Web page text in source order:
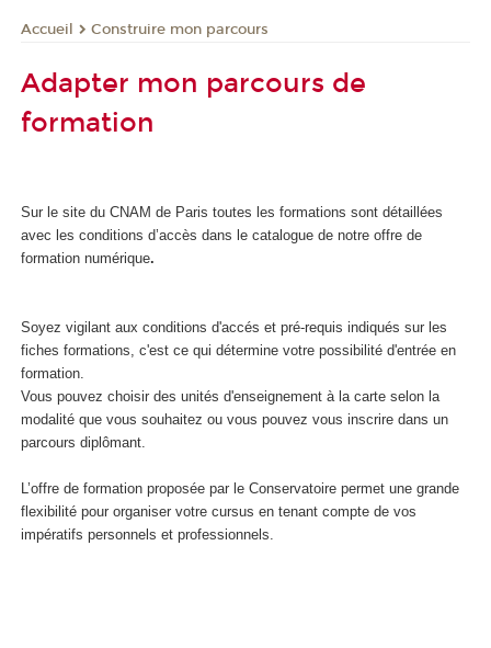
Accueil Construire mon parcours
Adapter mon parcours de
formation
Sur le site du CNAM de Paris toutes les formations sont détaillées
avec les conditions d’accès dans le catalogue de notre offre de
formation numérique.
Soyez vigilant aux conditions d'accés et pré-requis indiqués sur les
fiches formations, c'est ce qui détermine votre possibilité d'entrée en
formation.
Vous pouvez choisir des unités d'enseignement à la carte selon la
modalité que vous souhaitez ou vous pouvez vous inscrire dans un
parcours diplômant.
L’offre de formation proposée par le Conservatoire permet une grande
flexibilité pour organiser votre cursus en tenant compte de vos
impératifs personnels et professionnels.